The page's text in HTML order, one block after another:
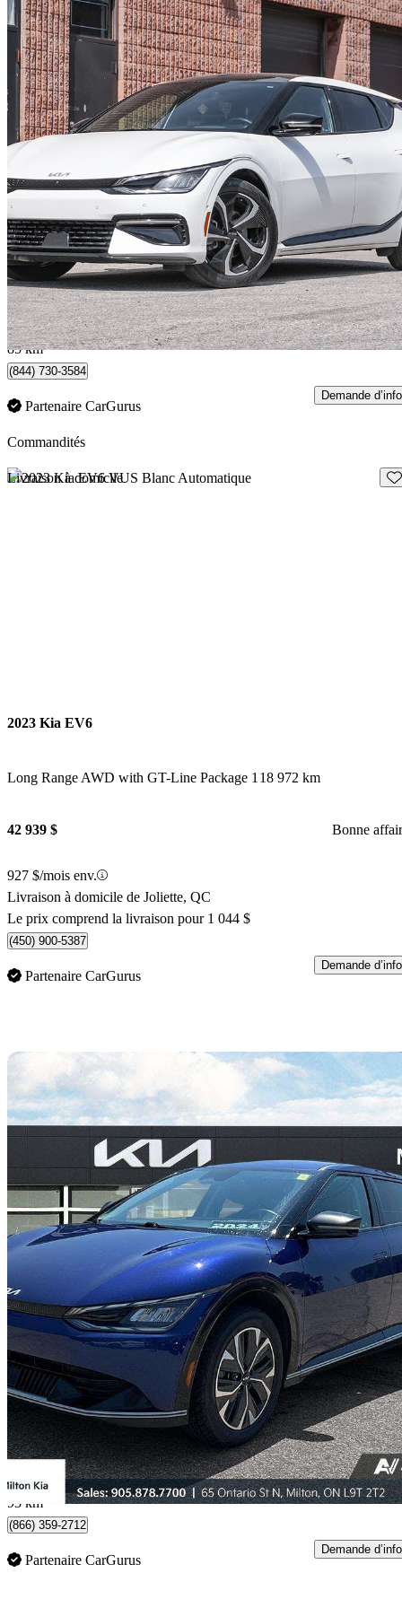
2022 Kia EV6
Long Range AWD with GT-Line Package 234 941 km
36 990 $ Bonne
781 $/mois env.
Mississauga, ON
85 km
(844) 730-3584
Partenaire CarGurus
Demande d’info
Commandités
Livraison à domicile
2023 Kia EV6
Long Range AWD with GT-Line Package 1 18 972 km
42 939 $ Bonne
927 $/mois env.
Livraison à domicile de Joliette, QC
Le prix comprend la livraison pour 1 044 $
(450) 900-5387
Partenaire CarGurus
Demande d’info
2024 Kia EV6
Wind RWD
33 995 $ Bonne
708 $/mois env.
Milton, ON
93 km
(866) 359-2712
Partenaire CarGurus
Demande d’info